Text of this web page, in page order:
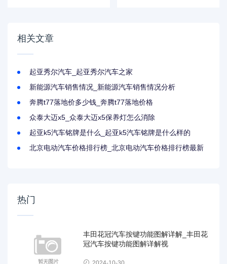
相关文章
起亚秀尔汽车_起亚秀尔汽车之家
新能源汽车销售情况_新能源汽车销售情况分析
奔腾t77落地价多少钱_奔腾t77落地价格
众泰大迈x5_众泰大迈x5保养灯怎么消除
起亚k5汽车铭牌是什么_起亚k5汽车铭牌是什么样的
北京电动汽车价格排行榜_北京电动汽车价格排行榜最新
热门
丰田花冠汽车按键功能图解详解_丰田花
冠汽车按键功能图解详解视